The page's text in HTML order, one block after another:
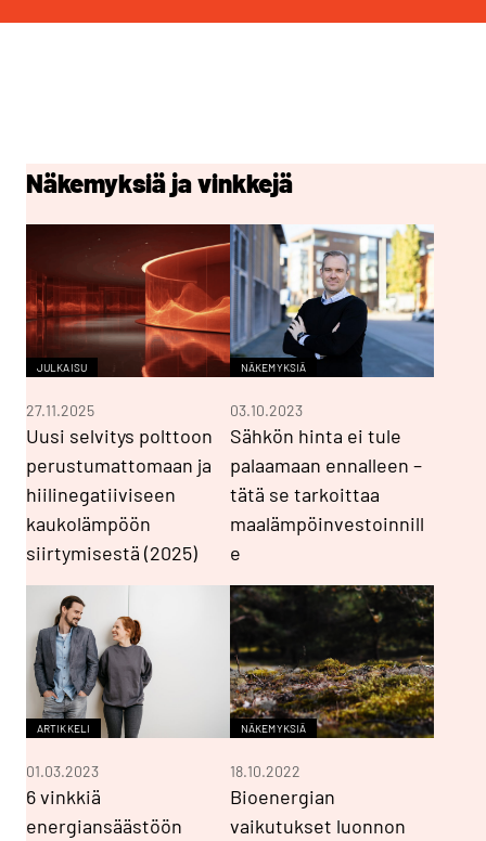
Näkemyksiä ja vinkkejä
JULKAISU
Uusi selvitys polttoon
perustumattomaan ja
hiilinegatiiviseen
kaukolämpöön
siirtymisestä (2025)
27.11.2025
NÄKEMYKSIÄ
Sähkön hinta ei tule
palaamaan ennalleen –
tätä se tarkoittaa
maalämpöinvestoinnill
e
03.10.2023
ARTIKKELI
6 vinkkiä
energiansäästöön
01.03.2023
NÄKEMYKSIÄ
Bioenergian
vaikutukset luonnon
18.10.2022